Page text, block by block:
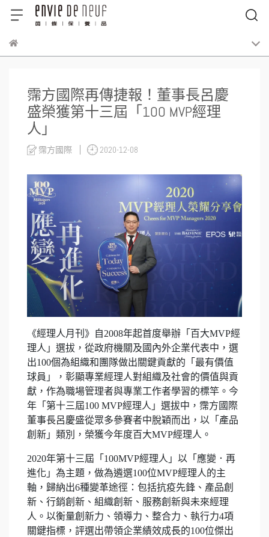
霈方國際再傳捷報！董事長呂慶
盛榮獲第十三屆「100 MVP經理
人」
霈方國際 2020-12-08
《經理人月刊》自2008年起首度舉辦「百大MVP經
理人」選拔，從政府機關及國內外企業代表中，選
出100個為組織和團隊做出關鍵貢獻的「最有價值
球員」，彰顯專業經理人對組織及社會的價值與貢
獻，作為職場管理者與專業工作者學習的標竿。今
年「第十三屆100 MVP經理人」選拔中，霈方國際
董事長呂慶盛從眾多參賽者中脫穎而出，以「產品
創新」類別，榮獲今年度百大MVP經理人。
2020年第十三屆「100MVP經理人」以「應變．再
進化」為主題，做為遴選100位MVP經理人的主
軸，歸納出6種變革途徑：包括抗疫先鋒、產品創
新、行銷創新、組織創新、服務創新與未來經理
人。以衡量創新力、領導力、整合力、執行力4項
關鍵指標，評選出帶領企業績效成長的100位傑出